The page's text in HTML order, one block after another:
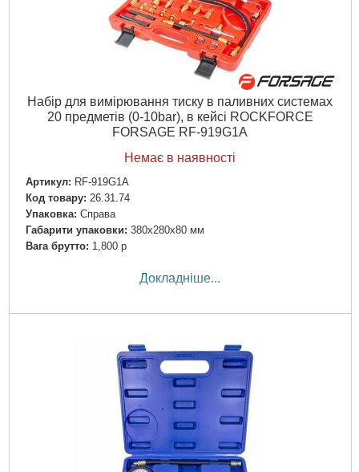
Набір для вимірювання тиску в паливних системах
20 предметів (0-10bar), в кейсі ROCKFORCE
FORSAGE RF-919G1A
Немає в наявності
Артикул: RF-919G1A
Код товару: 26.31.74
Упаковка: Справа
Габарити упаковки: 380x280x80 мм
Вага брутто: 1,800 р
Докладніше...